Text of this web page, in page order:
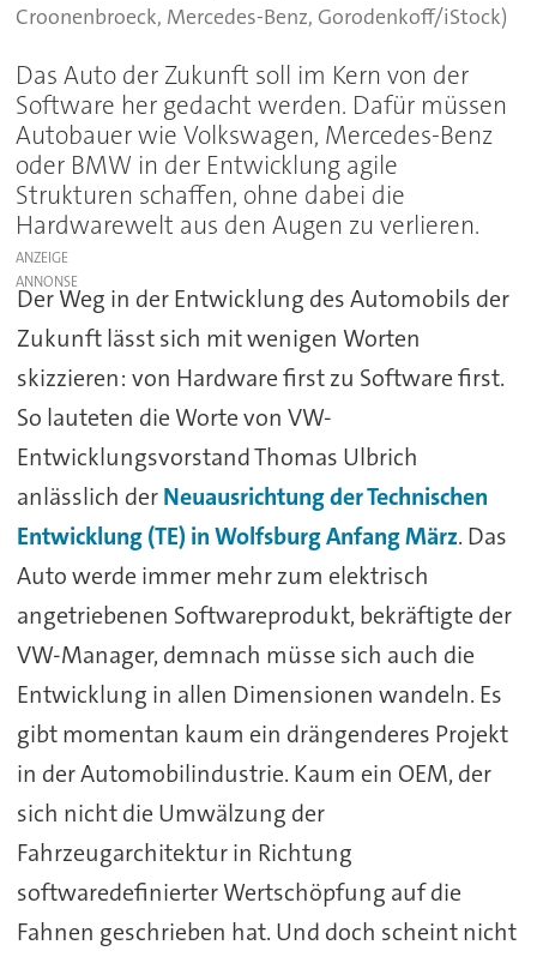
Croonenbroeck, Mercedes-Benz, Gorodenkoff/iStock)
Das Auto der Zukunft soll im Kern von der
Software her gedacht werden. Dafür müssen
Autobauer wie Volkswagen, Mercedes-Benz
oder BMW in der Entwicklung agile
Strukturen schaffen, ohne dabei die
Hardwarewelt aus den Augen zu verlieren.
ANZEIGE
Der Weg in der Entwicklung des Automobils der
Zukunft lässt sich mit wenigen Worten
skizzieren: von Hardware first zu Software first.
So lauteten die Worte von VW-
Entwicklungsvorstand Thomas Ulbrich
anlässlich derNeuausrichtung der Technischen
Entwicklung (TE) in Wolfsburg Anfang März. Das
Auto werde immer mehr zum elektrisch
angetriebenen Softwareprodukt, bekräftigte der
VW-Manager, demnach müsse sich auch die
Entwicklung in allen Dimensionen wandeln. Es
gibt momentan kaum ein drängenderes Projekt
in der Automobilindustrie. Kaum ein OEM, der
sich nicht die Umwälzung der
Fahrzeugarchitektur in Richtung
softwaredefinierter Wertschöpfung auf die
Fahnen geschrieben hat. Und doch scheint nicht